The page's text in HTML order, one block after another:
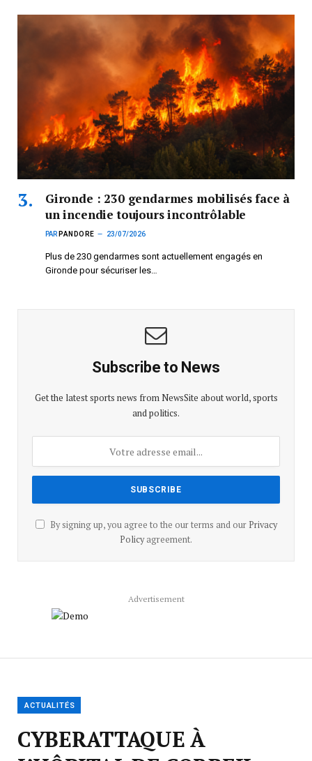
Gironde : 230 gendarmes mobilisés face à
un incendie toujours incontrôlable
PAR PANDORE 23/07/2026
Plus de 230 gendarmes sont actuellement engagés en
Gironde pour sécuriser les…
Subscribe to News
Get the latest sports news from NewsSite about world, sports
and politics.
By signing up, you agree to the our terms and our Privacy
Policyagreement.
Advertisement
ACTUALITÉS
CYBERATTAQUE À